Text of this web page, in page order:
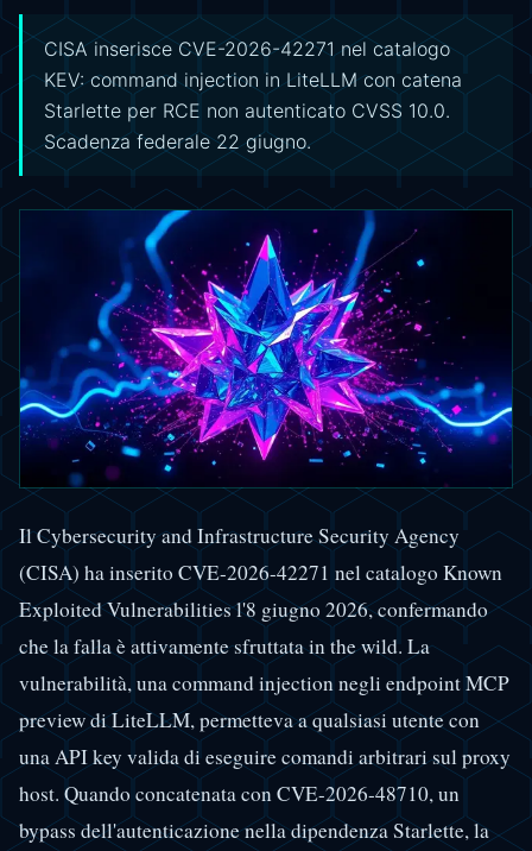
CISA inserisce CVE-2026-42271 nel catalogo
KEV: command injection in LiteLLM con catena
Starlette per RCE non autenticato CVSS 10.0.
Scadenza federale 22 giugno.
Il Cybersecurity and Infrastructure Security Agency
(CISA) ha inserito CVE-2026-42271 nel catalogo Known
Exploited Vulnerabilities l'8 giugno 2026, confermando
che la falla è attivamente sfruttata in the wild. La
vulnerabilità, una command injection negli endpoint MCP
preview di LiteLLM, permetteva a qualsiasi utente con
una API key valida di eseguire comandi arbitrari sul proxy
host. Quando concatenata con CVE-2026-48710, un
bypass dell'autenticazione nella dipendenza Starlette, la